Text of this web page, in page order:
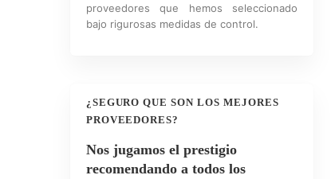
proveedores que hemos seleccionado
bajo rigurosas medidas de control.
¿SEGURO QUE SON LOS MEJORES
PROVEEDORES?
Nos jugamos el prestigio
recomendando a todos los